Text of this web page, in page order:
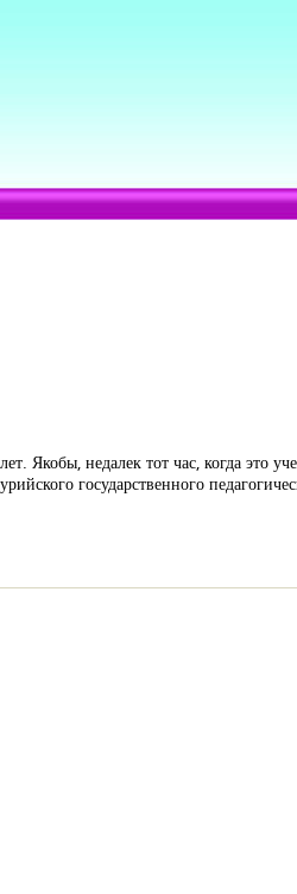
Якобы, недалек тот час, когда это
государственного